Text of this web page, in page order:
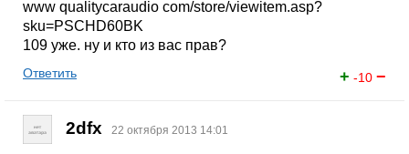
www qualitycaraudio com/store/viewitem.asp?
sku=PSCHD60BK
109 уже. ну и кто из вас прав?
+ -10 −
Ответить
2dfx 22 октября 2013 14:01